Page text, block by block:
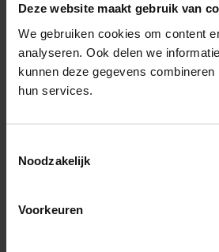
Deze website maakt gebruik van
We gebruiken cookies om content
analyseren. Ook delen we
kunnen deze gegevens
hun services.
Noodzakelijk
Voorkeuren